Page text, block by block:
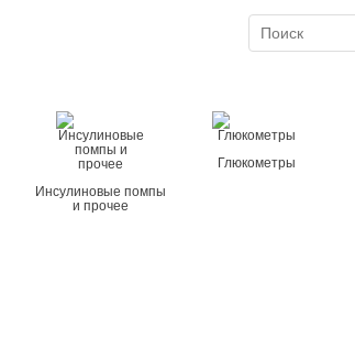
Инсулиновые помпы
и прочее
Глюкометры